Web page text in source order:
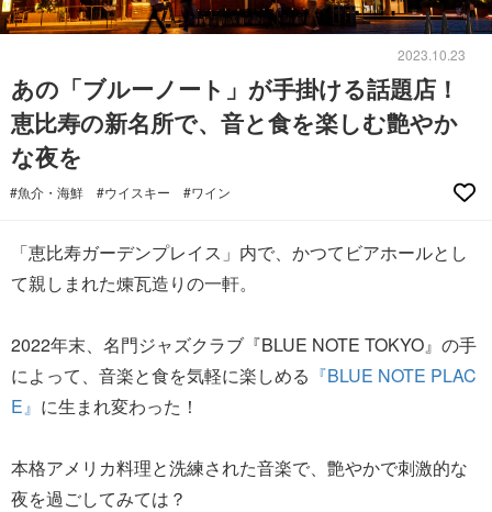
2023.10.23
あの「ブルーノート」が手掛ける話題店！
恵比寿の新名所で、音と食を楽しむ艶やか
な夜を
#魚介・海鮮 #ウイスキー #ワイン
「恵比寿ガーデンプレイス」内で、かつてビアホールとし
て親しまれた煉瓦造りの一軒。
2022年末、名門ジャズクラブ『BLUE NOTE TOKYO』の手
によって、音楽と食を気軽に楽しめる 『BLUE NOTE PLAC
E』 に生まれ変わった！
本格アメリカ料理と洗練された音楽で、艶やかで刺激的な
夜を過ごしてみては？